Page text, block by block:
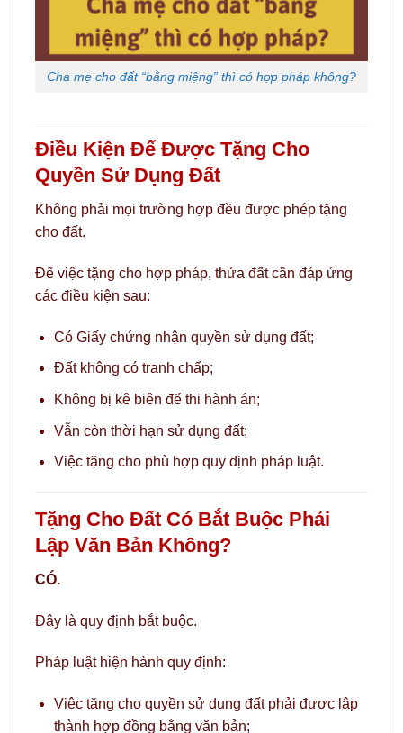
Cha mẹ cho đất “bằng miệng” thì có hợp pháp không?
Điều Kiện Để Được Tặng Cho
Quyền Sử Dụng Đất
Không phải mọi trường hợp đều được phép tặng
cho đất.
Để việc tặng cho hợp pháp, thửa đất cần đáp ứng
các điều kiện sau:
Có Giấy chứng nhận quyền sử dụng đất;
Đất không có tranh chấp;
Không bị kê biên để thi hành án;
Vẫn còn thời hạn sử dụng đất;
Việc tặng cho phù hợp quy định pháp luật.
Tặng Cho Đất Có Bắt Buộc Phải
Lập Văn Bản Không?
CÓ.
Đây là quy định bắt buộc.
Pháp luật hiện hành quy định:
Việc tặng cho quyền sử dụng đất phải được lập
thành hợp đồng bằng văn bản;